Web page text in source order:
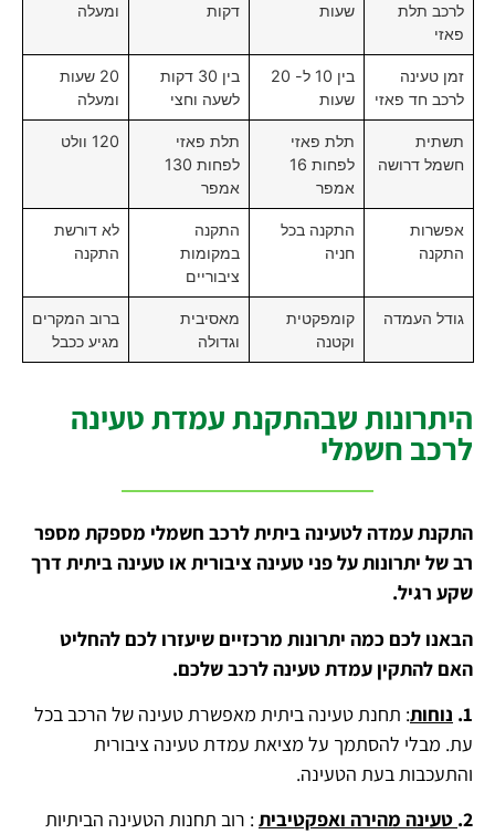
לרכב תלת
פאזי
שעות
דקות
ומעלה
זמן טעינה
לרכב חד פאזי
בין 10 ל- 20
שעות
בין 30 דקות
לשעה וחצי
20 שעות
ומעלה
תשתית
חשמל דרושה
תלת פאזי
לפחות 16
אמפר
תלת פאזי
לפחות 130
אמפר
120 וולט
אפשרות
התקנה
התקנה בכל
חניה
התקנה
במקומות
ציבוריים
לא דורשת
התקנה
גודל העמדה
קומפקטית
וקטנה
מאסיבית
וגדולה
ברוב המקרים
מגיע ככבל
היתרונות שבהתקנת עמדת טעינה
לרכב חשמלי
התקנת עמדה לטעינה ביתית לרכב חשמלי מספקת מספר
רב של יתרונות על פני טעינה ציבורית או טעינה ביתית דרך
שקע רגיל.
הבאנו לכם כמה יתרונות מרכזיים שיעזרו לכם להחליט
האם להתקין עמדת טעינה לרכב שלכם.
1. נוחות: תחנת טעינה ביתית מאפשרת טעינה של הרכב בכל
עת. מבלי להסתמך על מציאת עמדת טעינה ציבורית
והתעכבות בעת הטעינה.
2. טעינה מהירה ואפקטיבית : רוב תחנות הטעינה הביתיות